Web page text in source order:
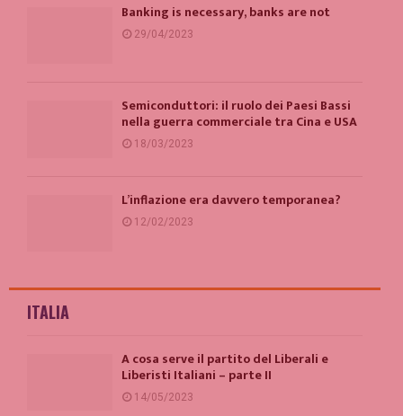
Banking is necessary, banks are not
29/04/2023
Semiconduttori: il ruolo dei Paesi Bassi
nella guerra commerciale tra Cina e USA
18/03/2023
L’inflazione era davvero temporanea?
12/02/2023
ITALIA
A cosa serve il partito del Liberali e
Liberisti Italiani – parte II
14/05/2023